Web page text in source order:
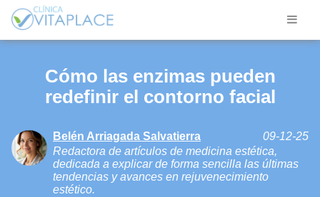
Cómo las enzimas pueden
redefinir el contorno facial
Belén Arriagada Salvatierra
09-12-25
Redactora de artículos de medicina estética,
dedicada a explicar de forma sencilla las últimas
tendencias y avances en rejuvenecimiento
estético.